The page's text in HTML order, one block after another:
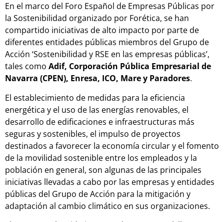
En el marco del Foro Español de Empresas Públicas por
la Sostenibilidad organizado por Forética, se han
compartido iniciativas de alto impacto por parte de
diferentes entidades públicas miembros del Grupo de
Acción ‘Sostenibilidad y RSE en las empresas públicas’,
tales como Adif, Corporación Pública Empresarial de
Navarra (CPEN), Enresa, ICO, Mare y Paradores.
El establecimiento de medidas para la eficiencia
energética y el uso de las energías renovables, el
desarrollo de edificaciones e infraestructuras más
seguras y sostenibles, el impulso de proyectos
destinados a favorecer la economía circular y el fomento
de la movilidad sostenible entre los empleados y la
población en general, son algunas de las principales
iniciativas llevadas a cabo por las empresas y entidades
públicas del Grupo de Acción para la mitigación y
adaptación al cambio climático en sus organizaciones.